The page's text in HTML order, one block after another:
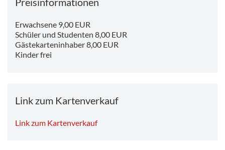
Erwachsene 9,00 EUR
Schüler und Studenten 8,00 EUR
Gästekarteninhaber 8,00 EUR
Kinder frei
Link zum Kartenverkauf
Link zum Kartenverkauf